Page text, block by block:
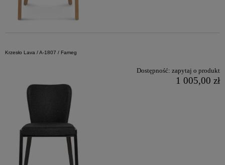
Krzesło Lava / A-1807 / Fameg
Dostępność: zapytaj o produkt
1 005,00 zł